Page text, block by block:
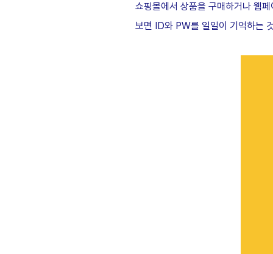
쇼핑몰에서 상품을 구매하거나 웹
보면 ID와 PW를 일일이 기억하는